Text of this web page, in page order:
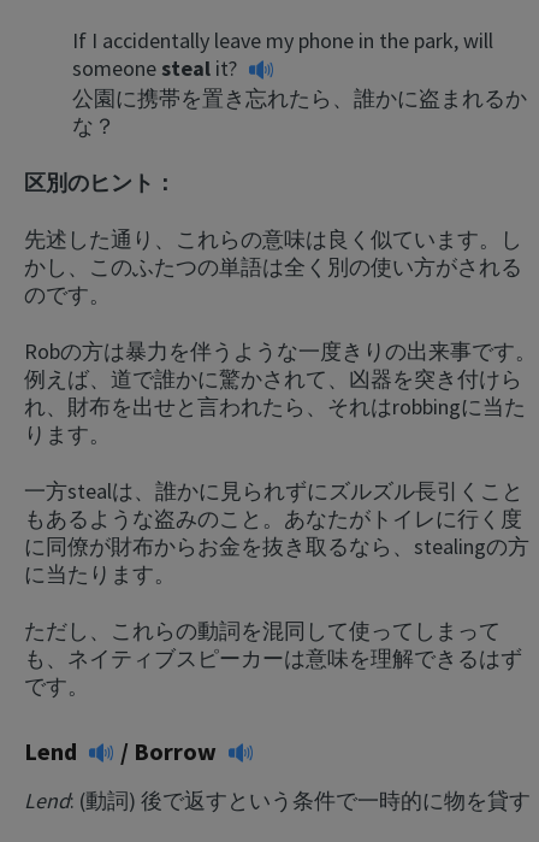
If I accidentally leave my phone in the park, will
someone steal it?
公園に携帯を置き忘れたら、誰かに盗まれるか
な？
区別のヒント：
先述した通り、これらの意味は良く似ています。し
かし、このふたつの単語は全く別の使い方がされる
のです。
Robの方は暴力を伴うような一度きりの出来事です。
例えば、道で誰かに驚かされて、凶器を突き付けら
れ、財布を出せと言われたら、それはrobbingに当た
ります。
一方stealは、誰かに見られずにズルズル長引くこと
もあるような盗みのこと。あなたがトイレに行く度
に同僚が財布からお金を抜き取るなら、stealingの方
に当たります。
ただし、これらの動詞を混同して使ってしまって
も、ネイティブスピーカーは意味を理解できるはず
です。
Lend / Borrow
Lend: (動詞) 後で返すという条件で一時的に物を貸す